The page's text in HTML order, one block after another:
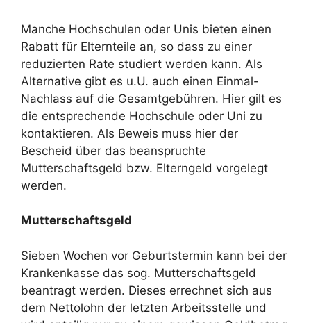
Manche Hochschulen oder Unis bieten einen
Rabatt für Elternteile an, so dass zu einer
reduzierten Rate studiert werden kann. Als
Alternative gibt es u.U. auch einen Einmal-
Nachlass auf die Gesamtgebühren. Hier gilt es
die entsprechende Hochschule oder Uni zu
kontaktieren. Als Beweis muss hier der
Bescheid über das beanspruchte
Mutterschaftsgeld bzw. Elterngeld vorgelegt
werden.
Mutterschaftsgeld
Sieben Wochen vor Geburtstermin kann bei der
Krankenkasse das sog. Mutterschaftsgeld
beantragt werden. Dieses errechnet sich aus
dem Nettolohn der letzten Arbeitsstelle und